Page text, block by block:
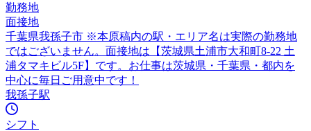
勤務地
面接地
千葉県我孫子市 ※本原稿内の駅・エリア名は実際の勤務地
ではございません。面接地は【茨城県土浦市大和町8-22 土
浦タマキビル5F】です。お仕事は茨城県・千葉県・都内を
中心に毎日ご用意中です！
我孫子駅
シフト